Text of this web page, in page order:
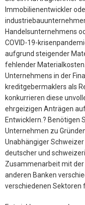
Immobilienentwickler
Handelsunternehmens
COVID-19-
aufgrund steigender
fehlender
Unternehmens in der
kreditgebermaklers als
konkurrieren diese
ehrgeizigen Anträgen
Entwicklern.? Benötigen
Unternehmen zu
Unabhängiger
deutscher und
Zusammenarbeit mit der
anderen Banken
verschiedenen Sektoren